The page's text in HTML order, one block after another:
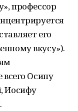
профессор
его
вкусу»).
всего Осипу
Иосифу